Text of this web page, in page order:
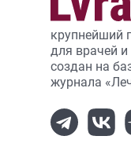
крупнейший
для врачей
создан на
журнала